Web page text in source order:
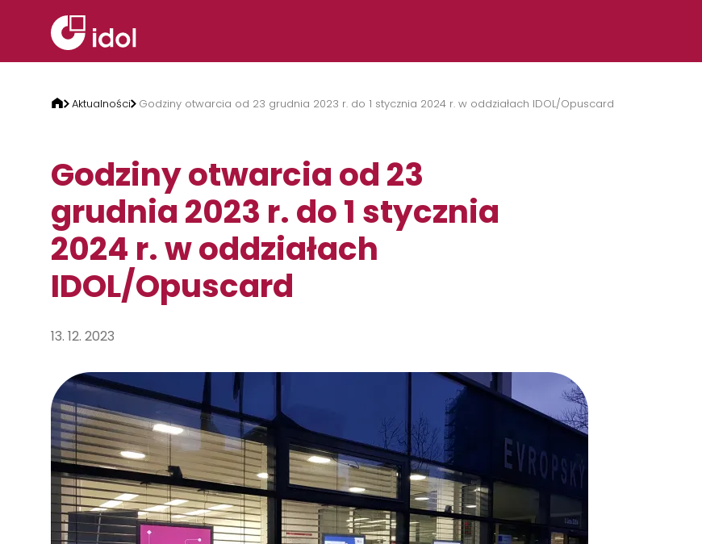
Aktualności Godziny otwarcia od 23 grudnia 2023 r. do 1 stycznia 2024 r. w oddziałach IDOL/Opuscard
Godziny otwarcia od 23
grudnia 2023 r. do 1 stycznia
2024 r. w oddziałach
IDOL/Opuscard
13. 12. 2023